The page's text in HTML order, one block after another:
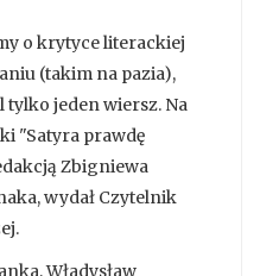
o krytyce literackiej
(takim na pazia),
jeden wiersz. Na
"Satyra prawdę
Zbigniewa
wydał Czytelnik
Władysław